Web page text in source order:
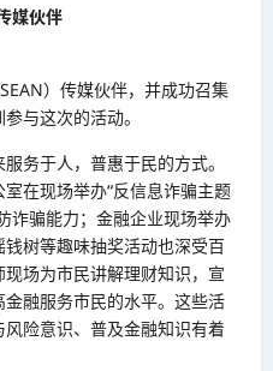
媒伙伴
）传媒伙伴，并成功召集
与这次的活动。
务于人，普惠于民的方式。
在现场举办“反信息诈骗主题
诈骗能力；金融企业现场举办
树等趣味抽奖活动也深受百
场为市民讲解理财知识，宣
融服务市民的水平。这些活
险意识、普及金融知识有着